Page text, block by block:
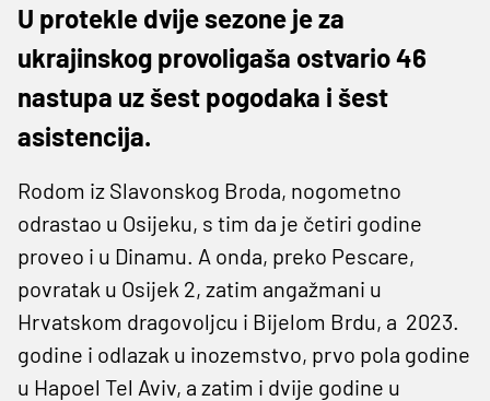
U protekle dvije sezone je za
ukrajinskog provoligaša ostvario 46
nastupa uz šest pogodaka i šest
asistencija.
Rodom iz Slavonskog Broda, nogometno
odrastao u Osijeku, s tim da je četiri godine
proveo i u Dinamu. A onda, preko Pescare,
povratak u Osijek 2, zatim angažmani u
Hrvatskom dragovoljcu i Bijelom Brdu, a 2023.
godine i odlazak u inozemstvo, prvo pola godine
u Hapoel Tel Aviv, a zatim i dvije godine u